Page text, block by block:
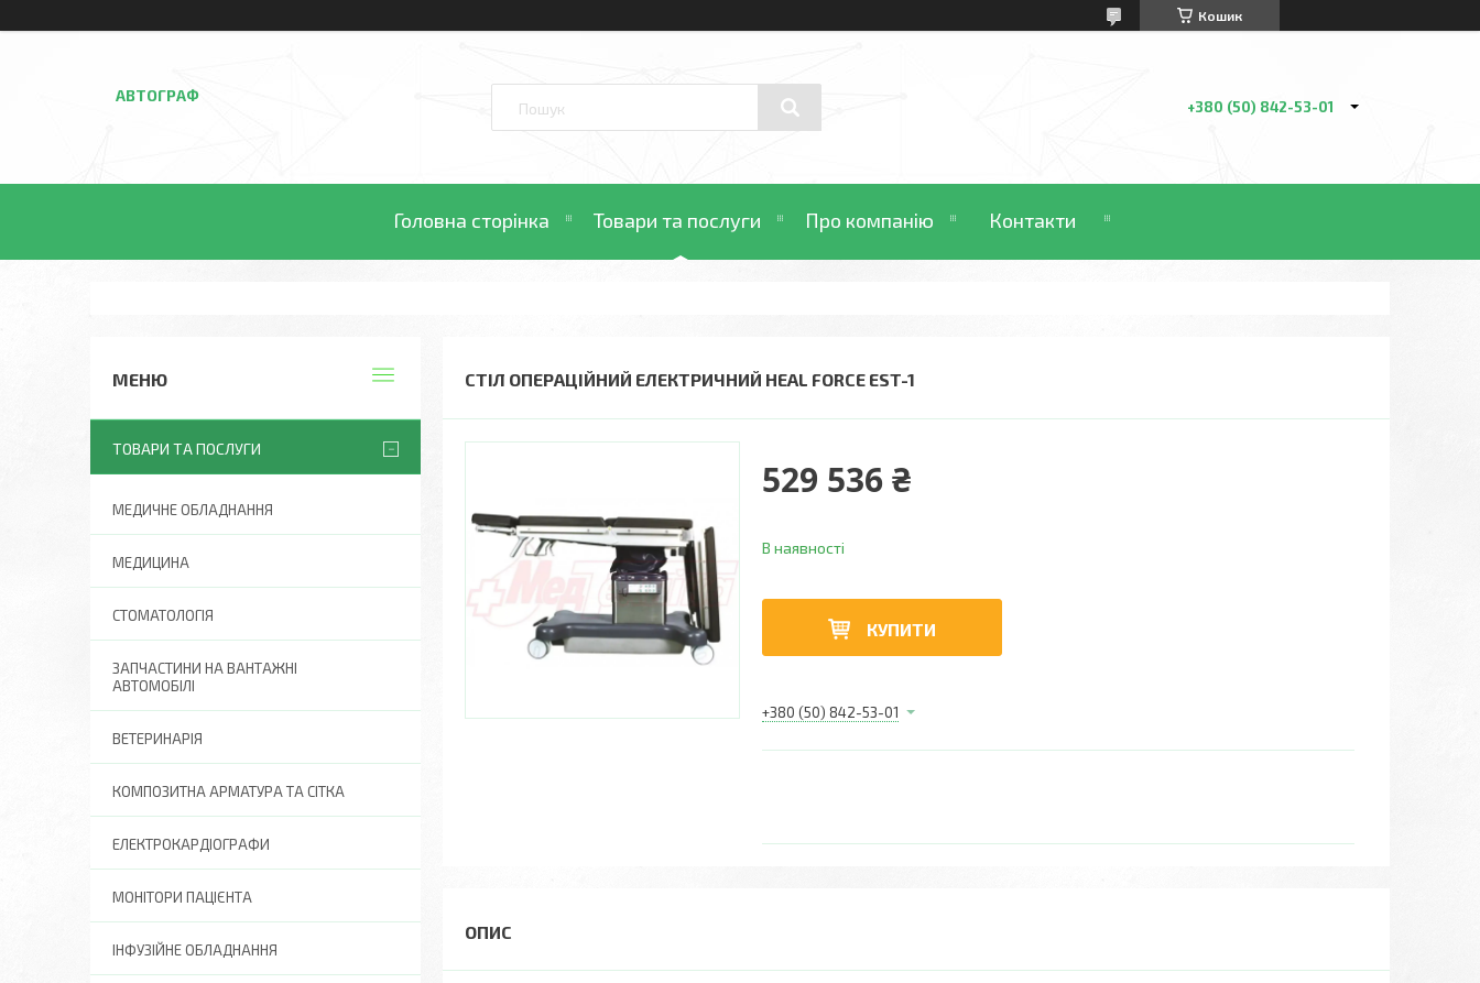
Кошик
АВТОГРАФ
+380 (50) 842-53-01
Головна сторінка Товари та послуги Про компанію Контакти
СТІЛ ОПЕРАЦІЙНИЙ ЕЛЕКТРИЧНИЙ HEAL FORCE EST-1
529 536 ₴
В наявності
КУПИТИ
+380 (50) 842-53-01
ТОВАРИ ТА ПОСЛУГИ
МЕДИЧНЕ ОБЛАДНАННЯ
МЕДИЦИНА
СТОМАТОЛОГІЯ
ЗАПЧАСТИНИ НА ВАНТАЖНІ
АВТОМОБІЛІ
ВЕТЕРИНАРІЯ
КОМПОЗИТНА АРМАТУРА ТА СІТКА
ЕЛЕКТРОКАРДІОГРАФИ
МОНІТОРИ ПАЦІЄНТА
ІНФУЗІЙНЕ ОБЛАДНАННЯ